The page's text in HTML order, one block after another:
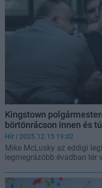
Kingstown
börtönrácson innen és túl
Hír | 2025.12.15 19:02
Mike McLusky az eddigi
legmegrázóbb évadban tér